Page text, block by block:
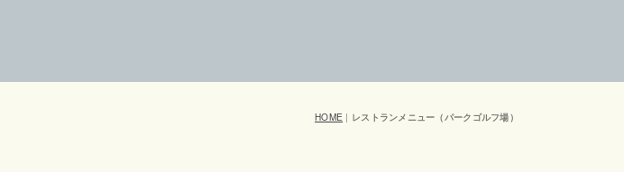
HOME | レストランメニュー（パークゴルフ場）